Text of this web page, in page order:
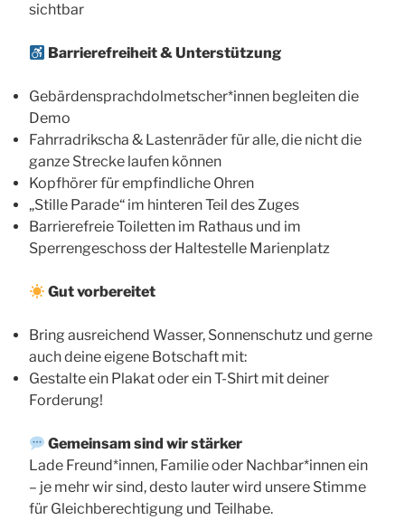
sichtbar
Barrierefreiheit & Unterstützung
Gebärdensprachdolmetscher*innen begleiten die
Demo
Fahrradrikscha & Lastenräder für alle, die nicht die
ganze Strecke laufen können
Kopfhörer für empfindliche Ohren
„Stille Parade“ im hinteren Teil des Zuges
Barrierefreie Toiletten im Rathaus und im
Sperrengeschoss der Haltestelle Marienplatz
Gut vorbereitet
Bring ausreichend Wasser, Sonnenschutz und gerne
auch deine eigene Botschaft mit:
Gestalte ein Plakat oder ein T-Shirt mit deiner
Forderung!
Gemeinsam sind wir stärker
Lade Freund*innen, Familie oder Nachbar*innen ein
– je mehr wir sind, desto lauter wird unsere Stimme
für Gleichberechtigung und Teilhabe.